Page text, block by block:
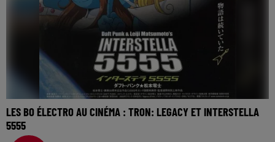
LES BO ÉLECTRO AU CINÉMA : TRON: LEGACY ET INTERSTELLA
5555
La music story du jour c’est celle des BO électro au